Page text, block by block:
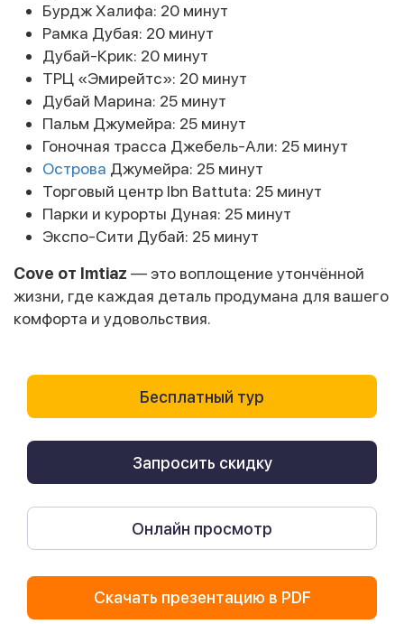
Бурдж Халифа: 20 минут
Рамка Дубая: 20 минут
Дубай-Крик: 20 минут
ТРЦ «Эмирейтс»: 20 минут
Дубай Марина: 25 минут
Пальм Джумейра: 25 минут
Гоночная трасса Джебель-Али: 25 минут
Острова Джумейра: 25 минут
Торговый центр Ibn Battuta: 25 минут
Парки и курорты Дуная: 25 минут
Экспо-Сити Дубай: 25 минут
Cove от Imtiaz — это воплощение утончённой
жизни, где каждая деталь продумана для вашего
комфорта и удовольствия.
Бесплатный тур
Запросить скидку
Онлайн просмотр
Скачать презентацию в PDF